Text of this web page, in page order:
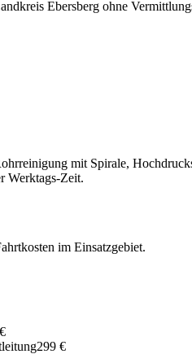
Ebersberg ohne
mit Spirale,
Werktags-Zeit.
im Einsatzgebiet.
299 €